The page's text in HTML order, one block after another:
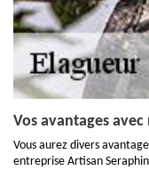
Vos avantages
Vous aurez divers
entreprise Artisan